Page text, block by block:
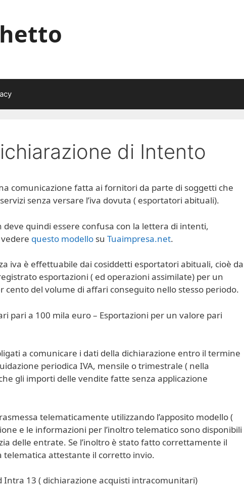
di Intento
comunicazione fatta ai fornitori da parte di soggetti che
senza versare l’iva dovuta ( esportatori abituali).
quindi essere confusa con la lettera di intenti,
questo modello su Tuaimpresa.net.
iva è effettuabile dai cosiddetti esportatori abituali, cioè da
esportazioni ( ed operazioni assimilate) per un
del volume di affari conseguito nello stesso periodo.
pari a 100 mila euro – Esportazioni per un valore pari
a comunicare i dati della dichiarazione entro il termine
periodica IVA, mensile o trimestrale ( nella
gli importi delle vendite fatte senza applicazione
telematicamente utilizzando l’apposito modello (
e le informazioni per l’inoltro telematico sono disponibili
delle entrate. Se l’inoltro è stato fatto correttamente il
attestante il corretto invio.
Intra 13 ( dichiarazione acquisti intracomunitari)